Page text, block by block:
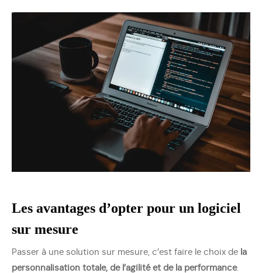
Les avantages d’opter pour un logiciel
sur mesure
Passer à une solution sur mesure, c’est faire le choix de la
personnalisation totale, de l’agilité et de la performance.